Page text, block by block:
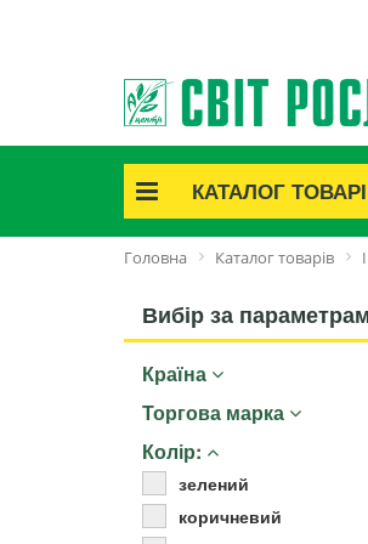
КАТАЛОГ
Акційні товари
Cаджанці троянд
Саджанці плодово-ягідні
Цибуля та часник
Головна Каталог товарів
Вибір за
Країна
Торгова марка
Колір:
зелений
коричневий